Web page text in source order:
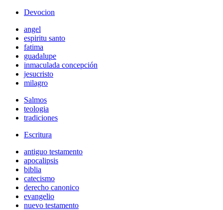
Devocion
angel
espiritu santo
fatima
guadalupe
inmaculada concepción
jesucristo
milagro
Salmos
teologia
tradiciones
Escritura
antiguo testamento
apocalipsis
biblia
catecismo
derecho canonico
evangelio
nuevo testamento